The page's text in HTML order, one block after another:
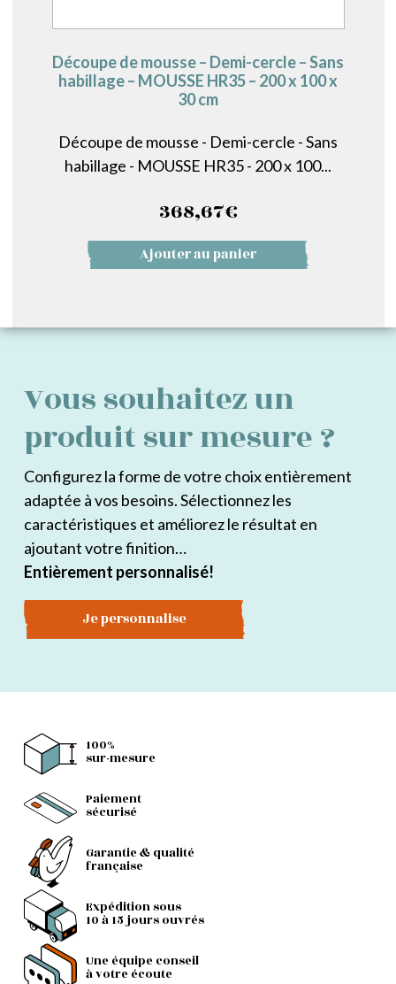
Découpe de mousse – Demi-cercle – Sans
habillage – MOUSSE HR35 – 200 x 100 x
30 cm
Découpe de mousse - Demi-cercle - Sans
habillage - MOUSSE HR35 - 200 x 100...
368,67€
Ajouter au panier
Vous souhaitez un
produit sur mesure ?
Configurez la forme de votre choix entièrement
adaptée à vos besoins. Sélectionnez les
caractéristiques et améliorez le résultat en
ajoutant votre finition…
Entièrement personnalisé!
Je personnalise
100%
sur-mesure
Paiement
sécurisé
Garantie & qualité
française
Expédition sous
10 à 15 jours ouvrés
Une équipe conseil
à votre écoute